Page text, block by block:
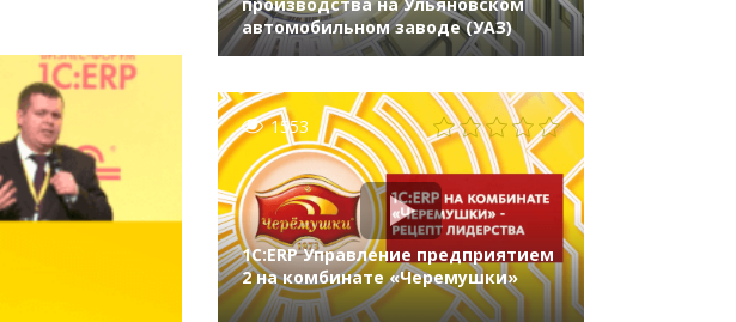
автомобильном заводе (УАЗ)
1553
1С:ERP Управление предприятием
2 на комбинате «Черемушки»